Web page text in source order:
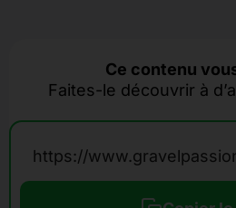
Ce contenu
Faites-le découvrir à